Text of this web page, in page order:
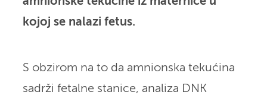
kojoj se nalazi fetus.
S obzirom na to da amnionska tekućina
sadrži fetalne stanice, analiza DNK